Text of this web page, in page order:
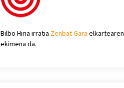
Bilbo Hiria irratia Zenbat Gara elkartearen
ekimena da.